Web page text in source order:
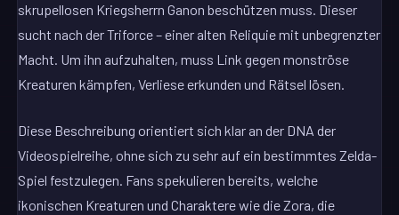
skrupellosen Kriegsherrn Ganon beschützen muss. Dieser
sucht nach der Triforce – einer alten Reliquie mit unbegrenzter
Macht. Um ihn aufzuhalten, muss Link gegen monströse
Kreaturen kämpfen, Verliese erkunden und Rätsel lösen.
Diese Beschreibung orientiert sich klar an der DNA der
Videospielreihe, ohne sich zu sehr auf ein bestimmtes Zelda-
Spiel festzulegen. Fans spekulieren bereits, welche
ikonischen Kreaturen und Charaktere wie die Zora, die